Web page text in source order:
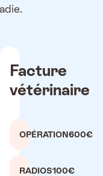
Facture
vétérinaire
OPÉRATION600€
RADIOS100€